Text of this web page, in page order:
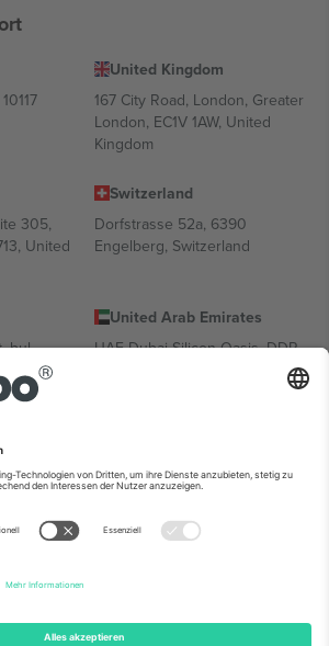
United Kingdom
167 City Road, London, Greater
London, EC1V 1AW, United
Kingdom
305,
United
Switzerland
Dorfstrasse 52a, 6390
Engelberg, Switzerland
bul
United Arab Emirates
UAE Dubai Silicon Oasis, DDP
Building A1, Office 302, Dubai,
Plattformanbieters kann je nach
auf der jeweiligen Veranstaltungsseite, im